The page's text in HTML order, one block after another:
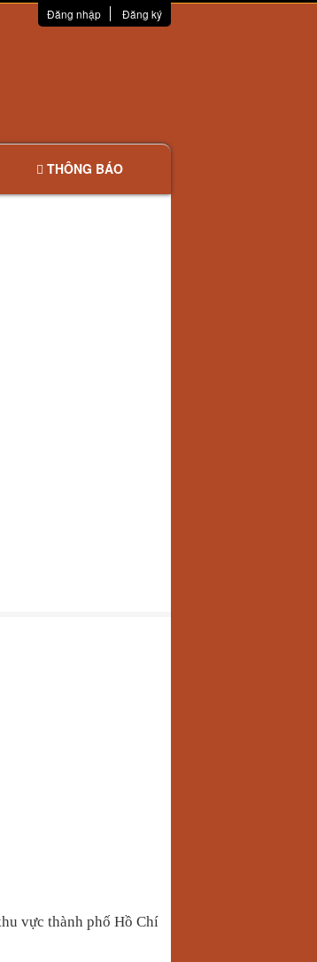
Đăng nhập Đăng ký
THÔNG BÁO
vực thành phố Hồ Chí